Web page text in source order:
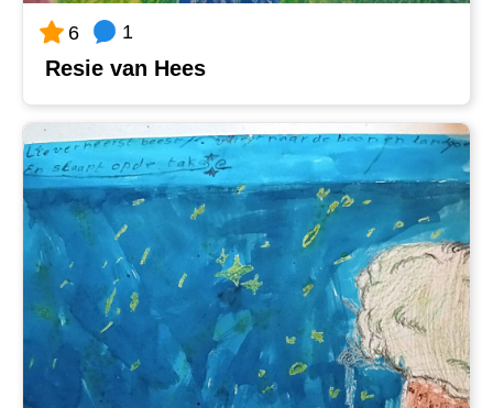
6 1
Resie van Hees